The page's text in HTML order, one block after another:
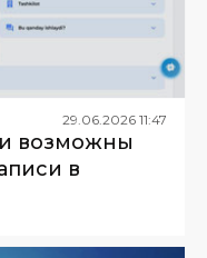
29 06 2026 11:47
возможны
в